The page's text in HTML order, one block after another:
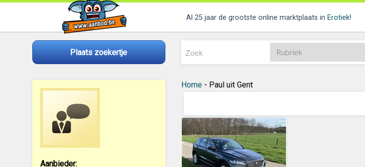
Al 25 jaar de grootste online marktplaats in Erotiek!
Plaats zoekertje
Aanbieder:
Home- Paul uit Gent